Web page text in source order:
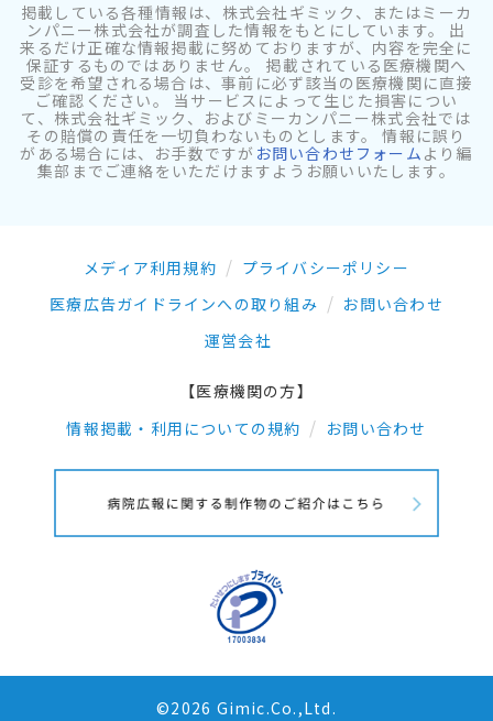
掲載している各種情報は、株式会社ギミック、またはミーカ
ンパニー株式会社が調査した情報をもとにしています。 出
来るだけ正確な情報掲載に努めておりますが、内容を完全に
保証するものではありません。 掲載されている医療機関へ
受診を希望される場合は、事前に必ず該当の医療機関に直接
ご確認ください。 当サービスによって生じた損害につい
て、株式会社ギミック、およびミーカンパニー株式会社では
その賠償の責任を一切負わないものとします。 情報に誤り
がある場合には、お手数ですが お問い合わせフォーム より編
集部までご連絡をいただけますようお願いいたします。
メディア利用規約
プライバシーポリシー
医療広告ガイドラインへの取り組み
お問い合わせ
運営会社
【医療機関の方】
情報掲載・利用についての規約
お問い合わせ
©2026 Gimic.Co.,Ltd.